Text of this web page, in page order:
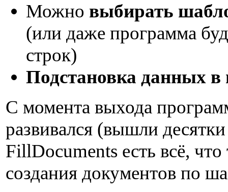
Можно выбирать
(или даже программа
строк)
Подстановка данных
С момента выхода
развивался (вышли
FillDocuments есть всё,
создания документов по